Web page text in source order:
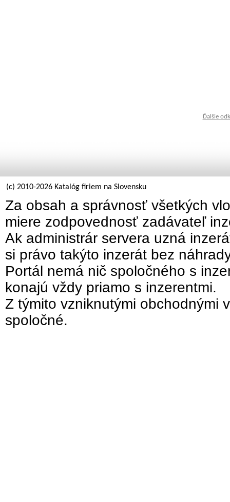
Ďalšie
(c) 2010-2026 Katalóg firiem na Slovensku
Za obsah a správnosť všetkých
miere zodpovednosť zadávateľ
Ak administrár servera uzná
si právo takýto inzerát bez
Portál nemá nič spoločného s
konajú vždy priamo s inzerentmi.
Z týmito vzniknutými obchodnými
spoločné.